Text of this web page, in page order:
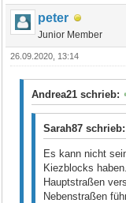
peter
Junior Member
26.09.2020, 13:14
Andrea21 schrieb:
Sarah87 schrieb:
Es kann nicht
Kiezblocks
Hauptstraßen
Nebenstraßen